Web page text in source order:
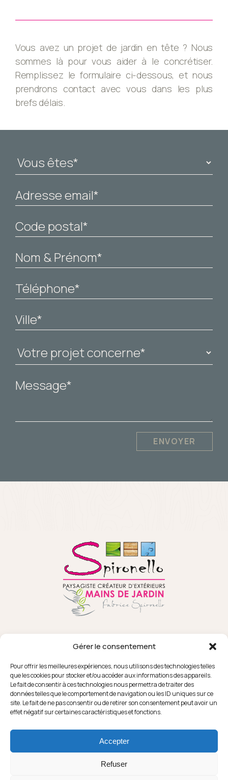
Gérer le consentement
Pour offrir les meilleures expériences, nous utilisons des technologies telles
que les cookies pour stocker et/ou accéder aux informations des appareils.
Le fait de consentir à ces technologies nous permettra de traiter des
données telles que le comportement de navigation ou les ID uniques sur ce
site. Le fait de ne pas consentir ou de retirer son consentement peut avoir un
effet négatif sur certaines caractéristiques et fonctions.
Accepter
Refuser
Vous avez un projet de jardin en tête ? Nous
sommes là pour vous aider à le concrétiser.
Remplissez le formulaire ci-dessous, et nous
prendrons contact avec vous dans les plus
brefs délais.
ENVOYER
18 RUE SEPAT
82370 CAMPSAS
31850 MONDOUZIL
FACEBOOK
INSTAGRAM
YOUTUBE
HOUZZ